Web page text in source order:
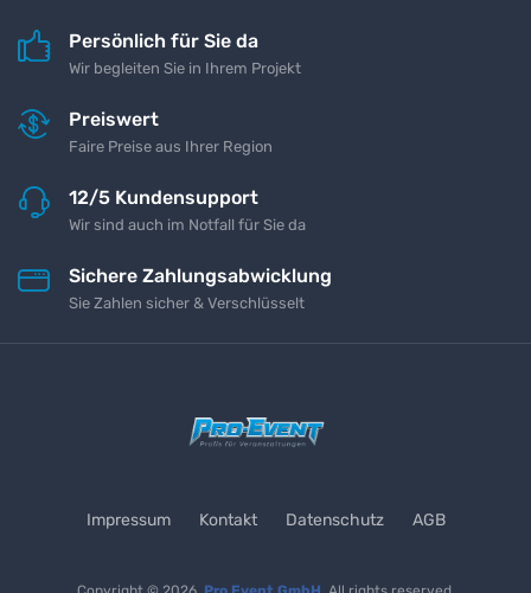
Persönlich für Sie da
Wir begleiten Sie in Ihrem Projekt
Preiswert
Faire Preise aus Ihrer Region
12/5 Kundensupport
Wir sind auch im Notfall für Sie da
Sichere Zahlungsabwicklung
Sie Zahlen sicher & Verschlüsselt
Impressum Kontakt Datenschutz AGB